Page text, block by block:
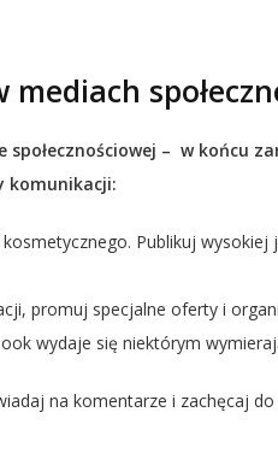
– w końcu
komunikacji:
Publikuj
promuj specjalne oferty i
wydaje się niektórym
na komentarze i zachęcaj